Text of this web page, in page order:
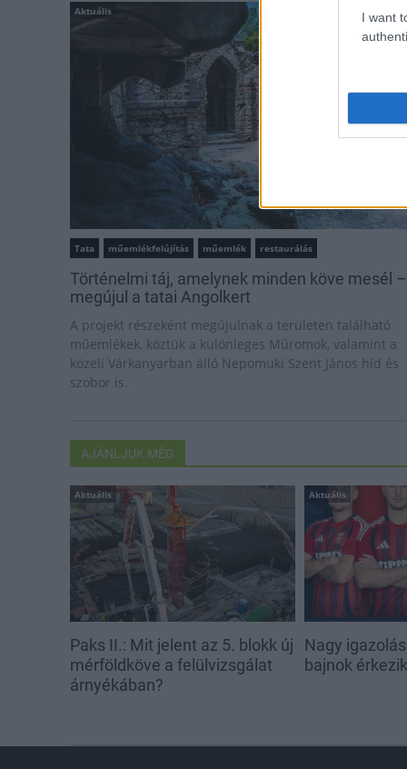
I want
Aktuális
Tata műemlékfelújítás műemlék restaurálás
Történelmi táj, amelynek minden köve mesél –
megújul a tatai Angolkert
A projekt részeként megújulnak a területen található
műemlékek, köztük a különleges Műromok, valamint a
közeli Várkanyarban álló Nepomuki Szent János híd és
szobor is.
AJÁNLJUK MÉG
Aktuális
Paks II.: Mit jelent az 5. blokk új
mérföldköve a felülvizsgálat
árnyékában?
Aktuális
Nagy
bajnok